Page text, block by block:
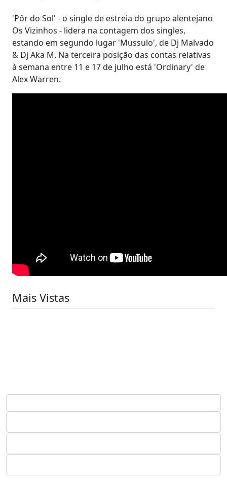
'Pôr do Sol' - o single de estreia do grupo alentejano
Os Vizinhos - lidera na contagem dos singles,
estando em segundo lugar 'Mussulo', de Dj Malvado
& Dj Aka M. Na terceira posição das contas relativas
à semana entre 11 e 17 de julho está 'Ordinary' de
Alex Warren.
Mais Vistas